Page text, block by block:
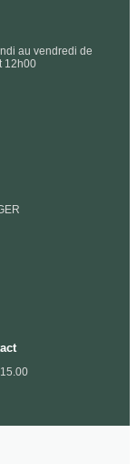
au vendredi de
12h00